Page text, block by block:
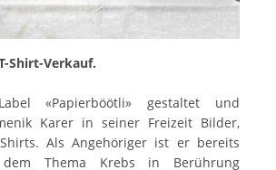
Shirt-Verkauf.
«Papierböötli» gestaltet und
Karer in seiner Freizeit Bilder,
Als Angehöriger ist er bereits
Thema Krebs in Berührung